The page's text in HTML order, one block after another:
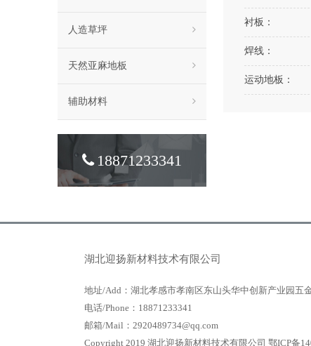
人造草坪
天然亚麻地板
辅助材料
18871233341
衬板：
焊线：
运动地板：
湖北迎扬新材料技术有限公司
地址/Add：湖北孝感市孝南区东山头华中创新产业园五
电话/Phone：18871233341
邮箱/Mail：2920489734@qq.com
Copyright 2019 湖北迎扬新材料技术有限公司 鄂ICP备